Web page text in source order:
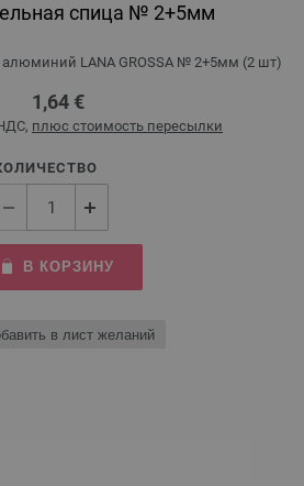
спица № 2+5мм
алюминий LANA GROSSA № 2+5мм (2 шт)
1,64 €
плюс стоимость пересылки
В КОРЗИНУ
в лист желаний